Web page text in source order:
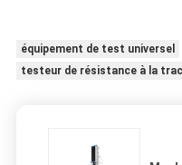
équipement de test universel
testeur de résistance à la